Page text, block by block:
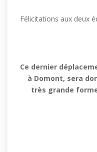
Félicitations aux deux
Ce dernier
à Domont, sera
très grande